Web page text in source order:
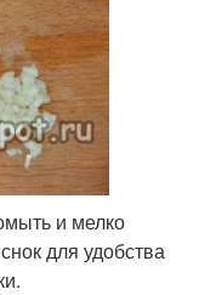
и мелко
для удобства